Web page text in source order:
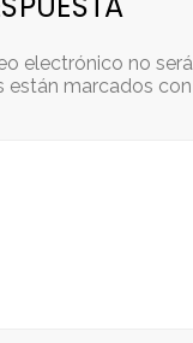
electrónico no
están marcados con